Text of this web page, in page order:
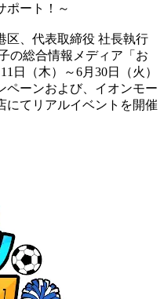
ポート！～
区、代表取締役 社長執行
の総合情報メディア「お
日（木）～6月30日（火）
ペーンおよび、イオンモー
にてリアルイベントを開催